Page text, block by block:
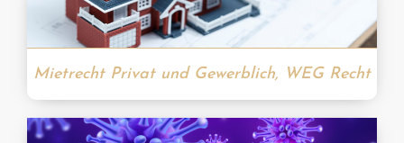
Mietrecht Privat und Gewerblich, WEG Recht